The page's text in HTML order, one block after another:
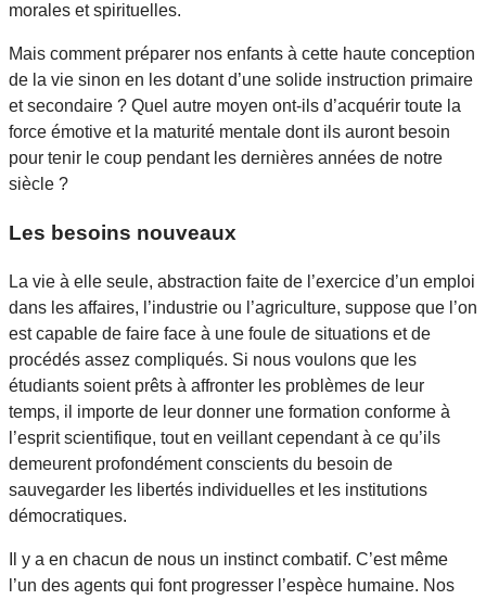
morales et spirituelles.
Mais comment préparer nos enfants à cette haute conception
de la vie sinon en les dotant d’une solide instruction primaire
et secondaire ? Quel autre moyen ont-ils d’acquérir toute la
force émotive et la maturité mentale dont ils auront besoin
pour tenir le coup pendant les dernières années de notre
siècle ?
Les besoins nouveaux
La vie à elle seule, abstraction faite de l’exercice d’un emploi
dans les affaires, l’industrie ou l’agriculture, suppose que l’on
est capable de faire face à une foule de situations et de
procédés assez compliqués. Si nous voulons que les
étudiants soient prêts à affronter les problèmes de leur
temps, il importe de leur donner une formation conforme à
l’esprit scientifique, tout en veillant cependant à ce qu’ils
demeurent profondément conscients du besoin de
sauvegarder les libertés individuelles et les institutions
démocratiques.
Il y a en chacun de nous un instinct combatif. C’est même
l’un des agents qui font progresser l’espèce humaine. Nos